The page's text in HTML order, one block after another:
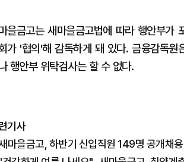
을금고는 새마을금고법에 따라 행안부가
가 '협의'해 감독하게 돼 있다. 금융감독
행안부 위탁검사는 할 수 없다.
기사
마을금고, 하반기 신입직원 149명 공개채용